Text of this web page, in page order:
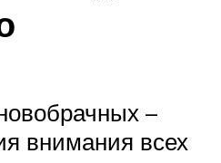
–
внимания всех